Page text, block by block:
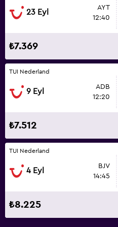
23 Eyl
AYT
12:40
₺7.369
TUI Nederland
9 Eyl
ADB
12:20
₺7.512
TUI Nederland
4 Eyl
BJV
14:45
₺8.225